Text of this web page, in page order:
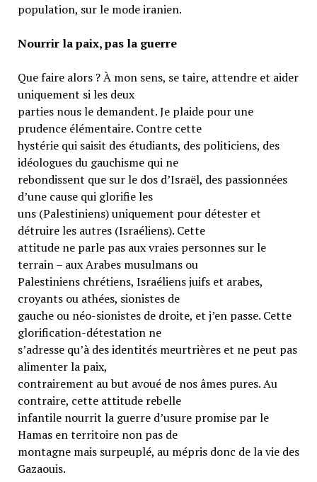
population, sur le mode iranien.
Nourrir la paix, pas la guerre
Que faire alors ? À mon sens, se taire, attendre et aider
uniquement si les deux
parties nous le demandent. Je plaide pour une
prudence élémentaire. Contre cette
hystérie qui saisit des étudiants, des politiciens, des
idéologues du gauchisme qui ne
rebondissent que sur le dos d’Israël, des passionnées
d’une cause qui glorifie les
uns (Palestiniens) uniquement pour détester et
détruire les autres (Israéliens). Cette
attitude ne parle pas aux vraies personnes sur le
terrain – aux Arabes musulmans ou
Palestiniens chrétiens, Israéliens juifs et arabes,
croyants ou athées, sionistes de
gauche ou néo-sionistes de droite, et j’en passe. Cette
glorification-détestation ne
s’adresse qu’à des identités meurtrières et ne peut pas
alimenter la paix,
contrairement au but avoué de nos âmes pures. Au
contraire, cette attitude rebelle
infantile nourrit la guerre d’usure promise par le
Hamas en territoire non pas de
montagne mais surpeuplé, au mépris donc de la vie des
Gazaouis.